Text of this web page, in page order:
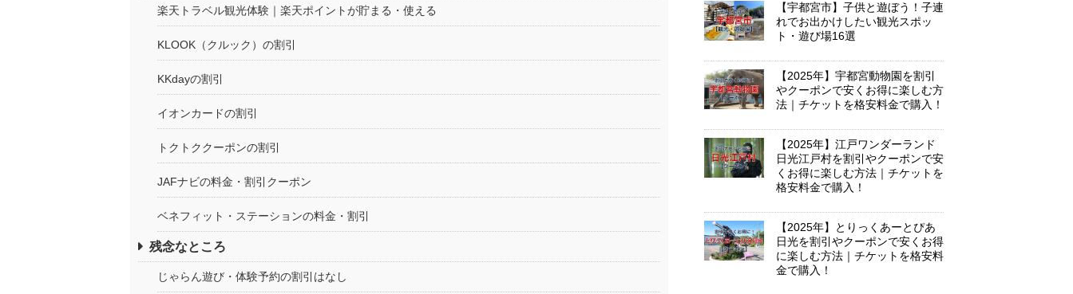
楽天トラベル観光体験｜楽天ポイントが貯まる・使える
KLOOK（クルック）の割引
KKdayの割引
イオンカードの割引
トクトククーポンの割引
JAFナビの料金・割引クーポン
ベネフィット・ステーションの料金・割引
残念なところ
じゃらん遊び・体験予約の割引はなし
【宇都宮市】子供と遊ぼう！子連
れでお出かけしたい観光スポッ
ト・遊び場16選
【2025年】宇都宮動物園を割引
やクーポンで安くお得に楽しむ方
法｜チケットを格安料金で購入！
【2025年】江戸ワンダーランド
日光江戸村を割引やクーポンで安
くお得に楽しむ方法｜チケットを
格安料金で購入！
【2025年】とりっくあーとぴあ
日光を割引やクーポンで安くお得
に楽しむ方法｜チケットを格安料
金で購入！